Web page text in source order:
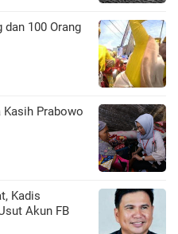
100 Orang
Kasih Prabowo
Kadis
Akun FB